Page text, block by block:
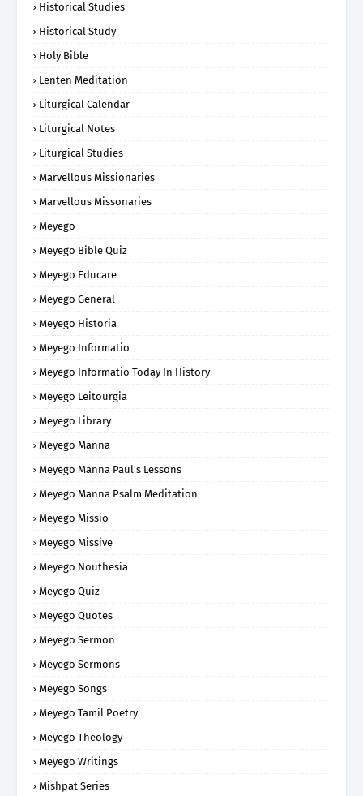
Historical Studies
Historical Study
Holy Bible
Lenten Meditation
Liturgical Calendar
Liturgical Notes
Liturgical Studies
Marvellous Missionaries
Marvellous Missonaries
Meyego
Meyego Bible Quiz
Meyego Educare
Meyego General
Meyego Historia
Meyego Informatio
Meyego Informatio Today In History
Meyego Leitourgia
Meyego Library
Meyego Manna
Meyego Manna Paul's Lessons
Meyego Manna Psalm Meditation
Meyego Missio
Meyego Missive
Meyego Nouthesia
Meyego Quiz
Meyego Quotes
Meyego Sermon
Meyego Sermons
Meyego Songs
Meyego Tamil Poetry
Meyego Theology
Meyego Writings
Mishpat Series